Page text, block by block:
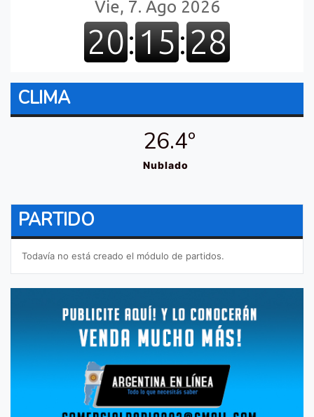
CLIMA
26.4º
Nublado
PARTIDO
Todavía no está creado el módulo de partidos.